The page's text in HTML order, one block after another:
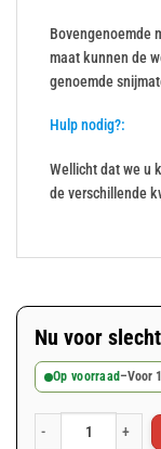
Bovengenoemde
maat kunnen de
genoemde
Hulp nodig?:
Wellicht dat we u
de verschillende
Nu voor
Op voorraad –Voor
Groen afdekzeil